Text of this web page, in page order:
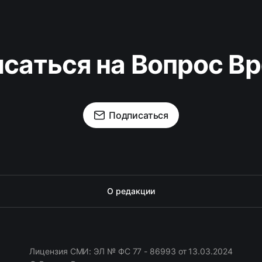
на Вопрос
Подписаться
О редакции
Лицензия СМИ: ЭЛ № ФС 77 - 86993 от 13.03.2024